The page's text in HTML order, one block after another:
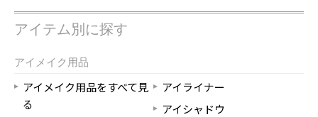
アイテム別に探す
アイメイク用品
アイメイク用品をすべて見
る
アイライナー
アイシャドウ